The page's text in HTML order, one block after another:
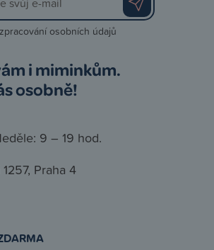
osobních údajů
i miminkům.
osobně!
9 – 19 hod.
Praha 4